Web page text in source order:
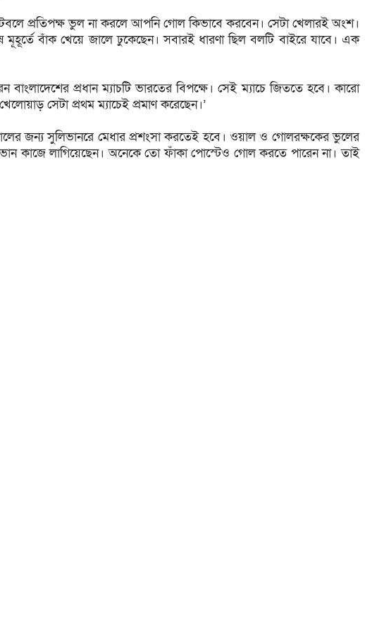
প্রতিপক্ষ ভুল না করলে আপনি গোল কিভাবে করবেন। সেটা খেলারই অংশ।
বাঁক খেয়ে জালে ঢুকেছেন। সবারই ধারণা ছিল বলটি বাইরে যাবে। এক
প্রধান ম্যাচটি ভারতের বিপক্ষে। সেই ম্যাচে জিততে হবে। কারো
সেটা প্রথম ম্যাচেই প্রমাণ করেছেন।’
সুলিভানরে মেধার প্রশংসা করতেই হবে। ওয়াল ও গোলরক্ষকের ভুলের
কাজে লাগিয়েছেন। অনেকে তো ফাঁকা পোস্টেও গোল করতে পারেন না। তাই